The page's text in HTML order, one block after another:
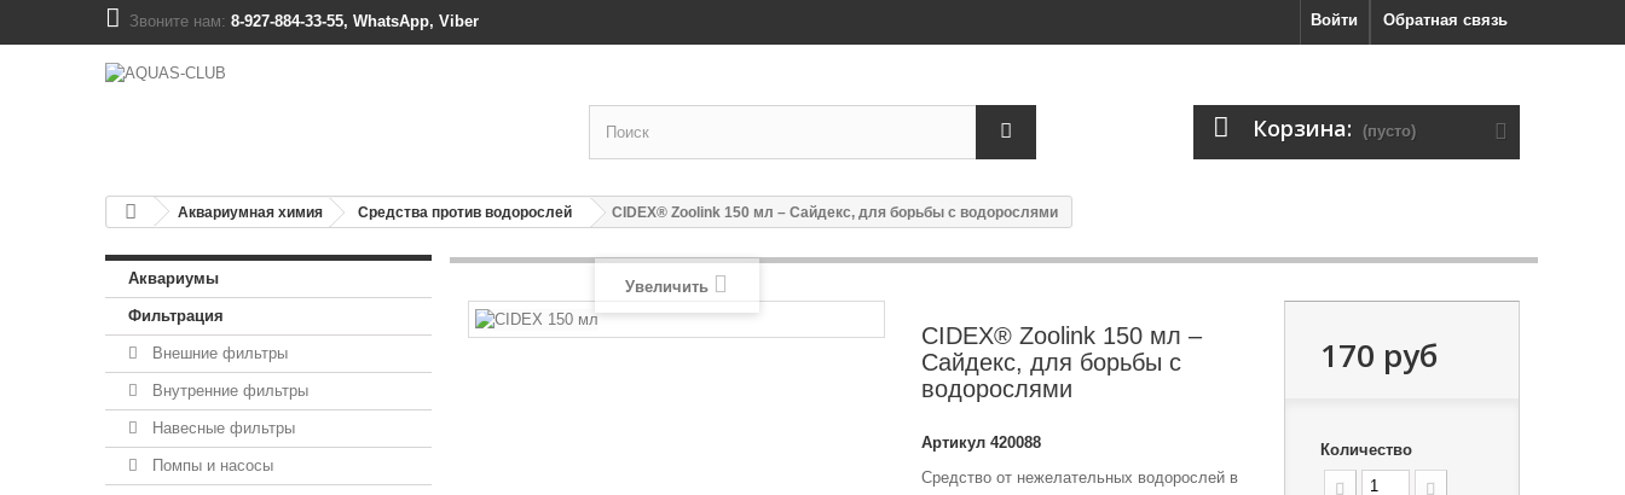
Обратная связь
Звоните нам: 8-927-884-33-55, WhatsApp, Viber Войти
Корзина: (пусто)
Аквариумная химия Средства против водорослей CIDEX® Zoolink 150 мл – Сайдекс, для борьбы с водорослями
Аквариумы
Фильтрация
Внешние фильтры
Внутренние фильтры
Навесные фильтры
Помпы и насосы
Увеличить
CIDEX® Zoolink 150 мл –
Сайдекс, для борьбы с
водорослями
Артикул 420088
Средство от нежелательных водорослей в
170 руб
Количество